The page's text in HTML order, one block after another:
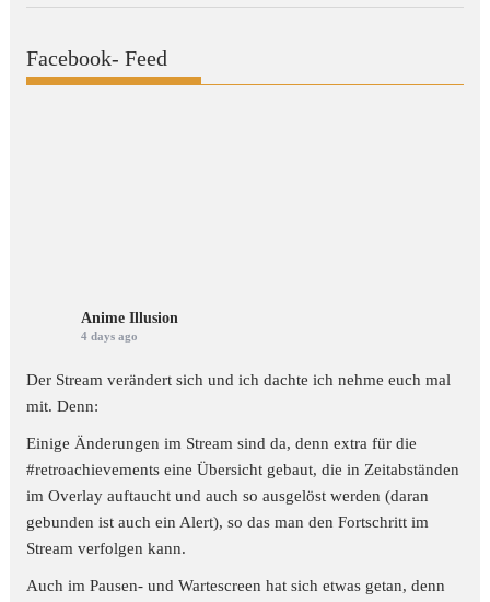
Facebook- Feed
Anime Illusion
4 days ago
Der Stream verändert sich und ich dachte ich nehme euch mal
mit. Denn:
Einige Änderungen im Stream sind da, denn extra für die
#retroachievements eine Übersicht gebaut, die in Zeitabständen
im Overlay auftaucht und auch so ausgelöst werden (daran
gebunden ist auch ein Alert), so das man den Fortschritt im
Stream verfolgen kann.
Auch im Pausen- und Wartescreen hat sich etwas getan, denn